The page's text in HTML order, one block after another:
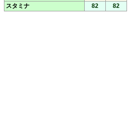
スタミナ
82 82